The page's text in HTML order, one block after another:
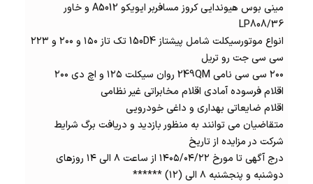
مینی بوس هیوندایی کروز مسافربر ایویکو A5012 و خاور
LP808/36
انواع موتورسیکلت شامل پیشتاز 150D4 تک تاز ۱۵۰ و ۲۰۰ و ۲۲۳
سی سی جت رو تریل
۲۰۰ سی سی نامی 249QM روان سیکلت ۱۲۵ و اچ دی ۲۰۰
اقلام فرسوده آمادی اقلام مخابراتی غیر نظامی
اقلام ضایعاتی بهداری و داغی خودرویی
متقاضیان می توانند به منظور بازدید و دریافت برگ شرایط
شرکت در مزایده از تاریخ
درج آگهی تا مورخ ۱۴۰۵/۰۴/۲۲ از ساعت ۸ الی ۱۴ روزهای
دوشنبه و پنجشنبه ۸ الی (۱۲) ******